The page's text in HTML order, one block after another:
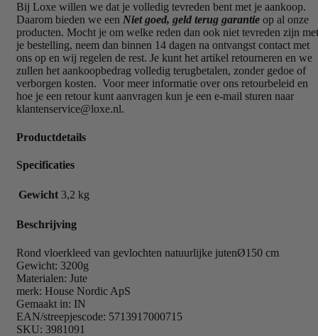
Bij Loxe willen we dat je volledig tevreden bent met je aankoop.
Daarom bieden we een Niet goed, geld terug garantie op al onze
producten. Mocht je om welke reden dan ook niet tevreden zijn met
je bestelling, neem dan binnen 14 dagen na ontvangst contact met
ons op en wij regelen de rest. Je kunt het artikel retourneren en we
zullen het aankoopbedrag volledig terugbetalen, zonder gedoe of
verborgen kosten. Voor meer informatie over ons retourbeleid en
hoe je een retour kunt aanvragen kun je een e-mail sturen naar
klantenservice@loxe.nl.
Productdetails
Specificaties
Gewicht 3,2 kg
Beschrijving
Rond vloerkleed van gevlochten natuurlijke jutenØ150 cm
Gewicht: 3200g
Materialen: Jute
merk: House Nordic ApS
Gemaakt in: IN
EAN/streepjescode: 5713917000715
SKU: 3981091